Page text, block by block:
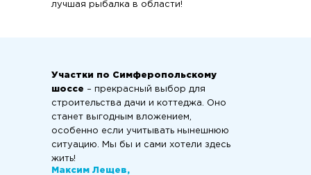
лучшая рыбалка в области!
Максим Лещев,
Участки по Симферопольскому
шоссе – прекрасный выбор для
строительства дачи и коттеджа. Оно
станет выгодным вложением,
особенно если учитывать нынешнюю
ситуацию. Мы бы и сами хотели здесь
жить!